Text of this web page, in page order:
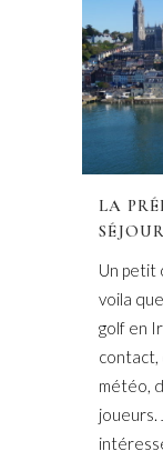
LA
SÉJOUR
Un petit
voila
golf en
contact,
météo,
joueurs.